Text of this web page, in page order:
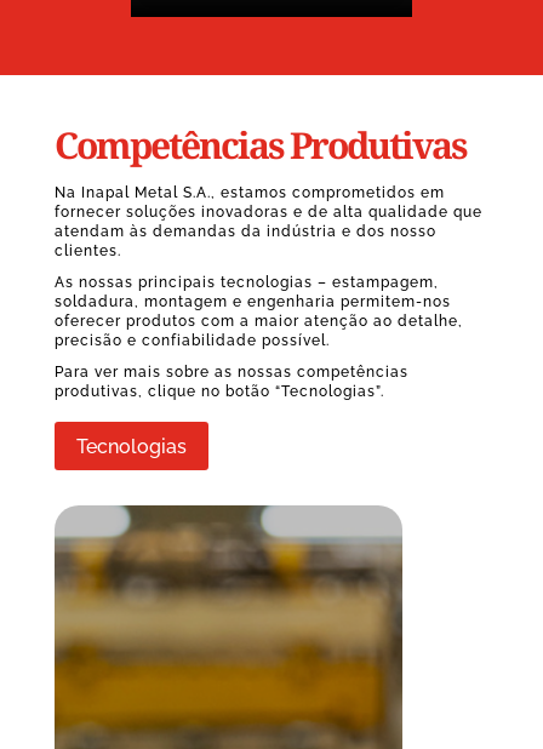
Competências Produtivas
Na Inapal Metal S.A., estamos comprometidos em
fornecer soluções inovadoras e de alta qualidade que
atendam às demandas da indústria e dos nosso
clientes.
As nossas principais tecnologias – estampagem,
soldadura, montagem e engenharia permitem-nos
oferecer produtos com a maior atenção ao detalhe,
precisão e confiabilidade possível.
Para ver mais sobre as nossas competências
produtivas, clique no botão “Tecnologias”.
Tecnologias